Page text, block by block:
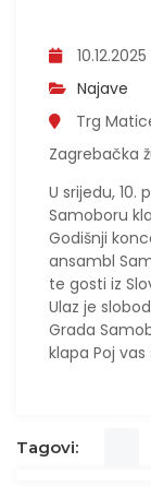
Najave
Trg
Zagrebačka
U srijedu, 10.
Samoboru
Godišnji
ansambl
te gosti iz
Ulaz je
Grada
klapa Poj
Tagovi: